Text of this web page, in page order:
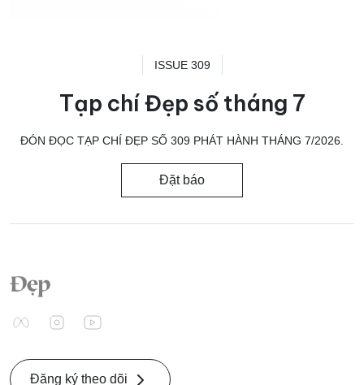
ISSUE 309
Tạp chí Đẹp số tháng 7
ĐÓN ĐỌC TẠP CHÍ ĐẸP SỐ 309 PHÁT HÀNH THÁNG 7/2026.
Đặt báo
Đăng ký theo dõi